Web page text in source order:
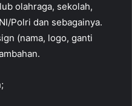
olahraga, sekolah,
Polri dan sebagainya.
(nama, logo, ganti